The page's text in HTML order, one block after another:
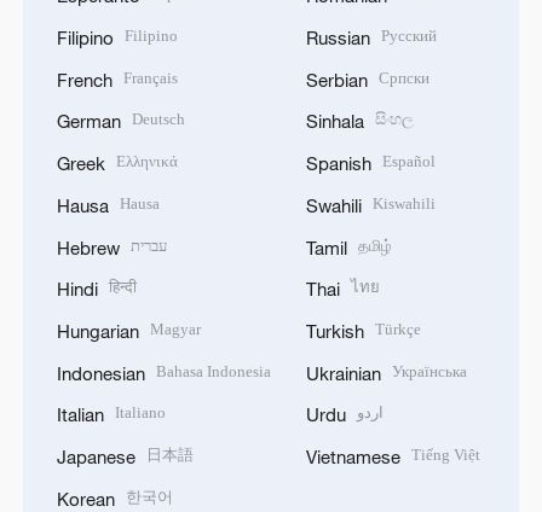
Filipino Filipino
French Français
German Deutsch
Greek Ελληνικά
Hausa Hausa
Hebrew עברית
Hindi हिन्दी
Hungarian Magyar
Indonesian Bahasa Indonesia
Italian Italiano
Japanese 日本語
Korean 한국어
Russian Русский
Serbian Српски
Sinhala සිංහල
Spanish Español
Swahili Kiswahili
Tamil தமிழ்
Thai ไทย
Turkish Türkçe
Ukrainian Українська
Urdu اردو
Vietnamese Tiếng Việt